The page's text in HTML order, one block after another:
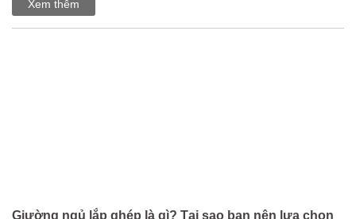
Xem thêm
Giường ngủ lắp ghép là gì? Tại sao bạn nên lựa chọn